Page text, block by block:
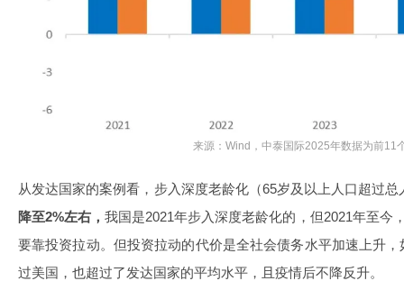
来源：Wind，中泰国际2025年数据为前11
从发达国家的案例看，步入深度老龄化（65岁及以上人口超过总
降至2%左右，我国是2021年步入深度老龄化的，但2021年至今
要靠投资拉动。但投资拉动的代价是全社会债务水平加速上升
过美国，也超过了发达国家的平均水平，且疫情后不降反升。